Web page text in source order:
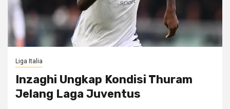
Liga Italia
Inzaghi Ungkap Kondisi Thuram
Jelang Laga Juventus